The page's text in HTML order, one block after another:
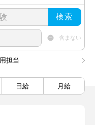
検索
含まない
担当
日給 月給